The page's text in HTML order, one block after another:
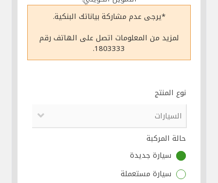
اتصل بنا
مواقع الفروع وأجهزة الصرف الآلي
ألمانيا
تركيا
ماليزيا
مصر
المملكة المتحدة
*يرجى عدم مشاركة بياناتك البنكية.
لمزيد من المعلومات اتصل على الهاتف رقم
1803333.
نوع المنتج
حالة المركبة
سيارة جديدة
سيارة مستعملة